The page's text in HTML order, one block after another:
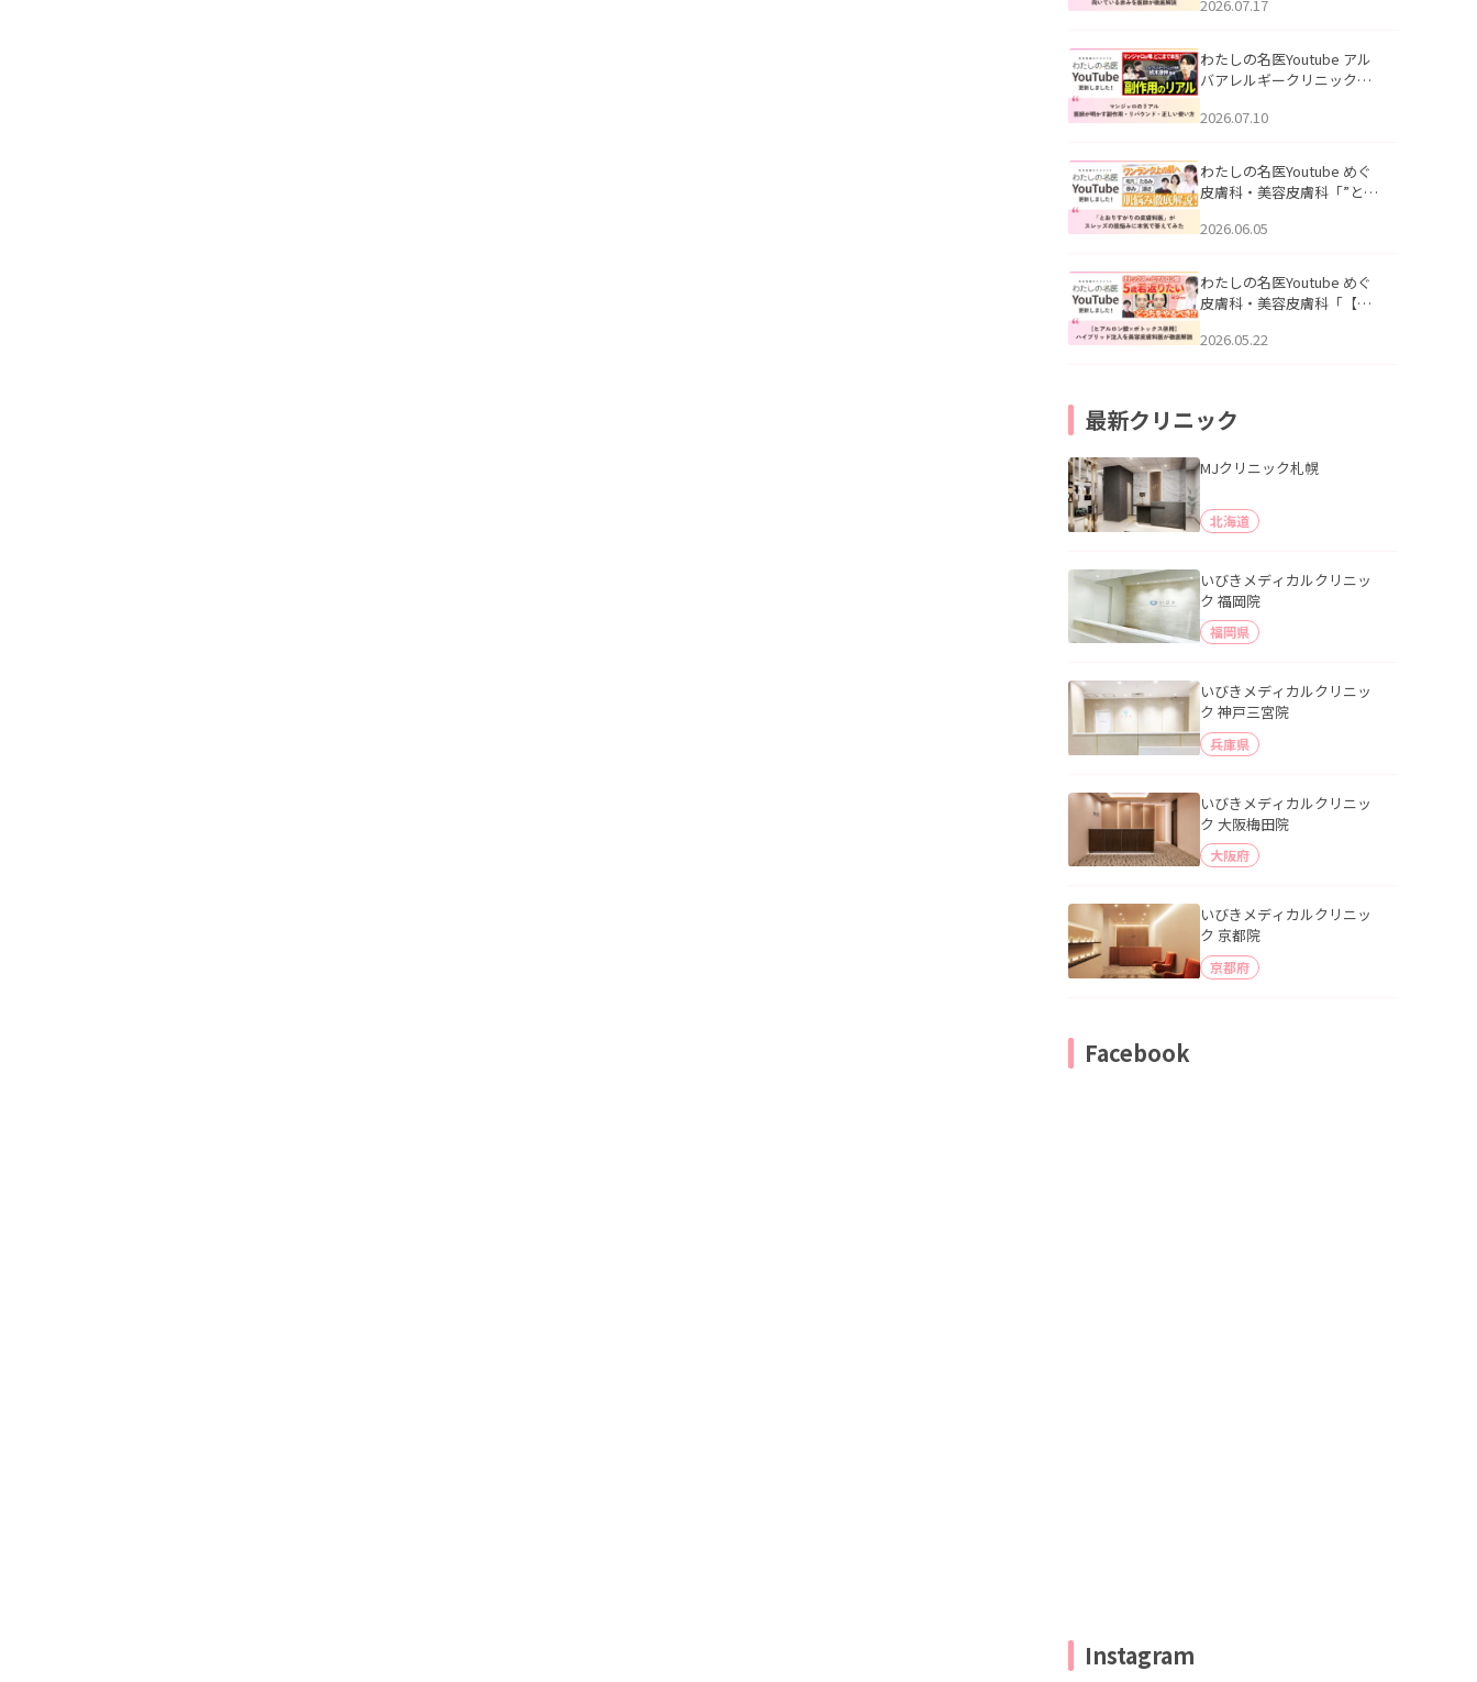
跡にVビームは効く？向いて
説」を公開いたしました。
2026.07.17
わたしの名医Youtube アル
バアレルギークリニック札
医師が明かす副作用・リバ
公開いたしました。
2026.07.10
わたしの名医Youtube めぐ
皮膚科・美容皮膚科「”とお
ッズの肌悩みに本気で答え
た。
2026.06.05
わたしの名医Youtube めぐ
皮膚科・美容皮膚科「【ヒ
用】ハイブリッド注入を美
2026.05.22
最新クリニック
MJクリニック札幌
北海道
いびきメディカルクリニッ
ク 福岡院
福岡県
いびきメディカルクリニッ
ク 神戸三宮院
兵庫県
いびきメディカルクリニッ
ク 大阪梅田院
大阪府
いびきメディカルクリニッ
ク 京都院
京都府
Facebook
Instagram